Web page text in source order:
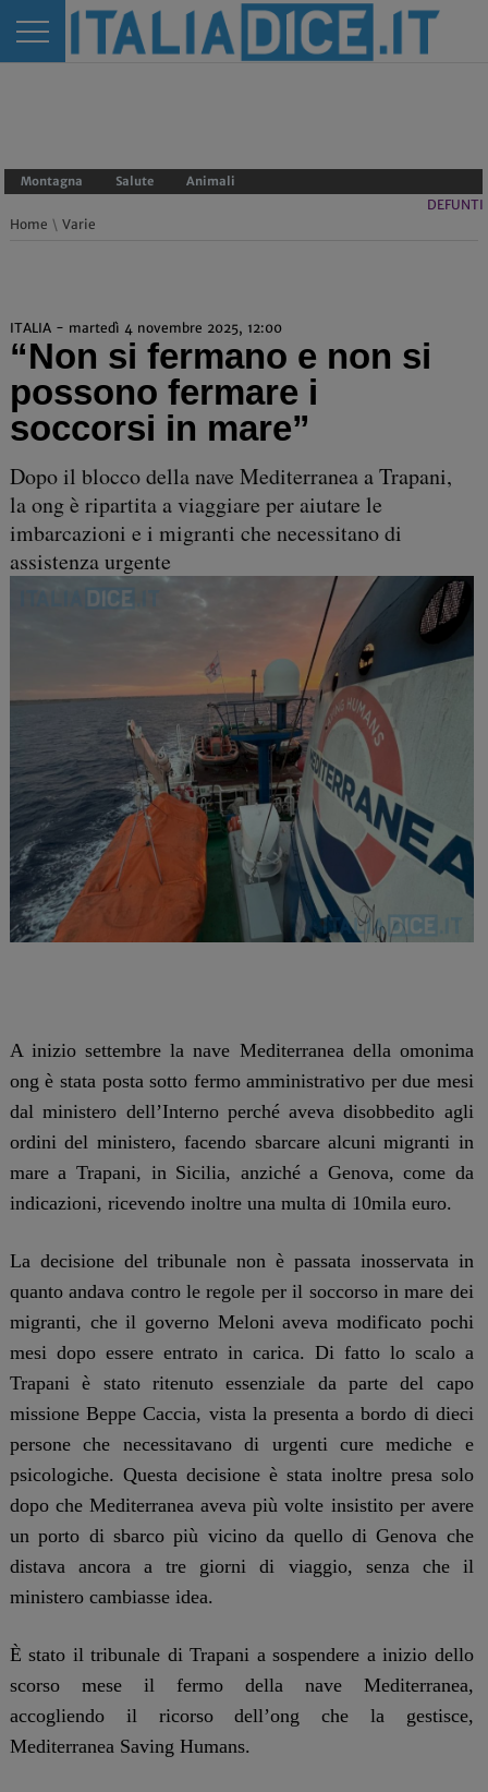
Montagna Salute Animali
DEFUNTI
Home \ Varie
ITALIA - martedì 4 novembre 2025, 12:00
“Non si fermano e non si
possono fermare i
soccorsi in mare”
Dopo il blocco della nave Mediterranea a Trapani,
la ong è ripartita a viaggiare per aiutare le
imbarcazioni e i migranti che necessitano di
assistenza urgente
A inizio settembre la nave Mediterranea della omonima
ong è stata posta sotto fermo amministrativo per due mesi
dal ministero dell’Interno perché aveva disobbedito agli
ordini del ministero, facendo sbarcare alcuni migranti in
mare a Trapani, in Sicilia, anziché a Genova, come da
indicazioni, ricevendo inoltre una multa di 10mila euro.
La decisione del tribunale non è passata inosservata in
quanto andava contro le regole per il soccorso in mare dei
migranti, che il governo Meloni aveva modificato pochi
mesi dopo essere entrato in carica. Di fatto lo scalo a
Trapani è stato ritenuto essenziale da parte del capo
missione Beppe Caccia, vista la presenta a bordo di dieci
persone che necessitavano di urgenti cure mediche e
psicologiche. Questa decisione è stata inoltre presa solo
dopo che Mediterranea aveva più volte insistito per avere
un porto di sbarco più vicino da quello di Genova che
distava ancora a tre giorni di viaggio, senza che il
ministero cambiasse idea.
È stato il tribunale di Trapani a sospendere a inizio dello
scorso mese il fermo della nave Mediterranea,
accogliendo il ricorso dell’ong che la gestisce,
Mediterranea Saving Humans.